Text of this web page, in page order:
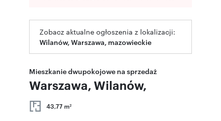
Zobacz aktualne ogłoszenia z lokalizacji:
Wilanów, Warszawa, mazowieckie
Mieszkanie dwupokojowe na sprzedaż
Warszawa, Wilanów,
43,77 m2